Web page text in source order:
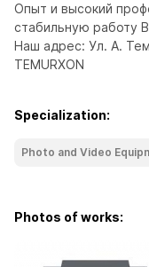
Опыт и высокий
стабильную работу
Наш адрес: Ул. А.
TEMURXON
Specialization:
Photo and Video
Photos of works: